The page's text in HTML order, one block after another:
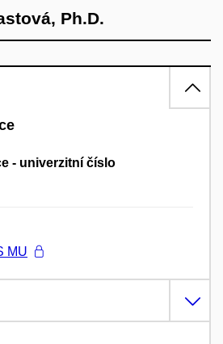
Ph.D.
- univerzitní číslo
MU